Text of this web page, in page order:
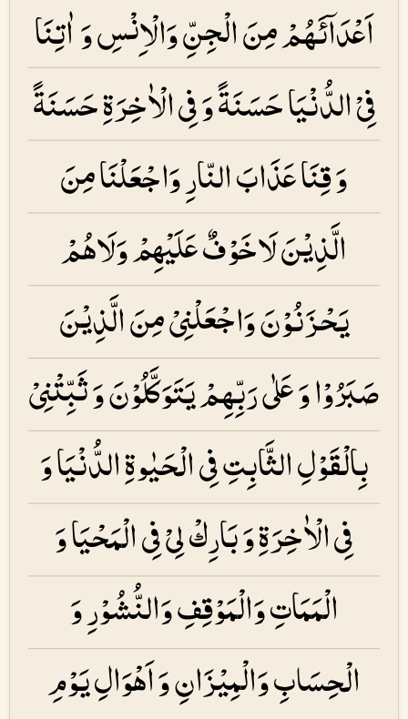
اَعْدَاۤئَهُمْ مِنَ الْجِنِّ وَالْاِنْسِ وَ اٰتِنَا
فِىْ الدُّنْيَا حَسَنَةً وَ فِى الْاٰخِرَةِ حَسَنَةً
وَ قِنَا عَذَابَ النّارِ وَاجْعَلْنَا مِنَ
الَّذِيْنَ لَاخَوْفٌ عَلَيْهِمْ وَلَاهُمْ
يَحْزَنُوْنَ وَاجْعَلْنِىْ مِنَ الَّذِيْنَ
صَبَرُوْا وَ عَلٰى رَبِّهِمْ يَتَوَكَّلُوْنَ وَ ثَبِّتْنِىْ
بِالْقَوْلِ الثَّابِتِ فِى الْحَيٰوةِ الدُّنْيَا وَ
فِى الْاٰخِرَةِ وَ بَارِكْ لِىْ فِى الْمَحْيَا وَ
الْمَمَاتِ وَالْمَوْقِفِ وَالنُّشُوْرِ وَ
الْحِسَابِ وَالْمِيْزَانِ وَ اَهْوَالِ يَوْمِ